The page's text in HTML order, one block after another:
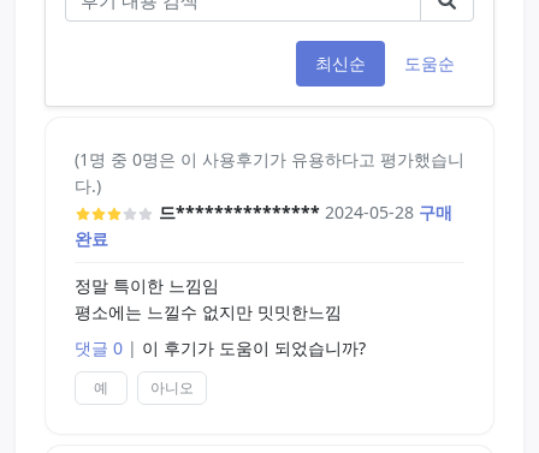
최신순 도움순
(1명 중 0명은 이 사용후기가 유용하다고 평가했습니
다.)
드*************** 2024-05-28 구매
완료
정말 특이한 느낌임
평소에는 느낄수 없지만 밋밋한느낌
댓글 0 | 이 후기가 도움이 되었습니까?
예 아니오